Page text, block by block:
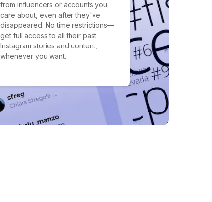
from influencers or accounts you
care about, even after they've
disappeared. No time restrictions—
get full access to all their past
Instagram stories and content,
whenever you want.